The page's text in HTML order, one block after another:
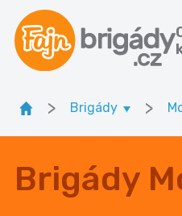
> Brigády >
Brigády